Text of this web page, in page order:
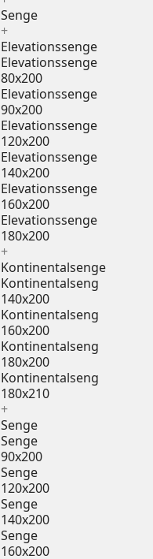
Senge
+
Elevationssenge
Elevationssenge
80x200
Elevationssenge
90x200
Elevationssenge
120x200
Elevationssenge
140x200
Elevationssenge
160x200
Elevationssenge
180x200
+
Kontinentalsenge
Kontinentalseng
140x200
Kontinentalseng
160x200
Kontinentalseng
180x200
Kontinentalseng
180x210
+
Senge
Senge
90x200
Senge
120x200
Senge
140x200
Senge
160x200